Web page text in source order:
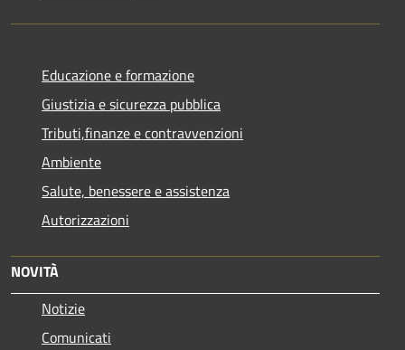
Educazione e formazione
Giustizia e sicurezza pubblica
Tributi,finanze e contravvenzioni
Ambiente
Salute, benessere e assistenza
Autorizzazioni
NOVITÀ
Notizie
Comunicati